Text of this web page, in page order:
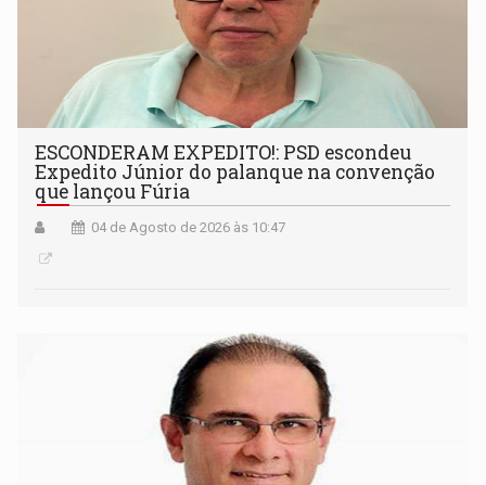
ESCONDERAM EXPEDITO!: PSD escondeu
Expedito Júnior do palanque na convenção
que lançou Fúria
04 de Agosto de 2026 às 10:47